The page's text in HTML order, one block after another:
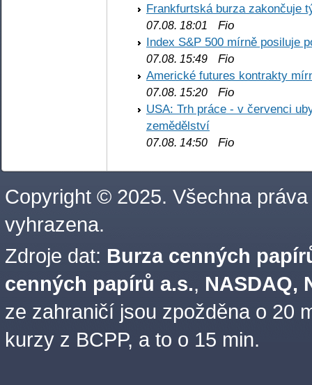
Frankfurtská burza zakončuje
07.08. 18:01
Fio
Index S&P 500 mírně posiluje
07.08. 15:49 Fio
Americké futures kontrakty
07.08. 15:20 Fio
USA: Trh práce - v červenci
zemědělství
07.08. 14:50 Fio
Copyright © 2025. Všechna práva
vyhrazena.
Zdroje dat: Burza cenných
cenných papírů a.s., NASDAQ,
ze zahraničí jsou zpožděna o 20
kurzy z BCPP, a to o 15 min.